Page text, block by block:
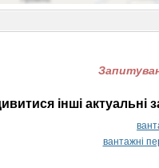
інші
вантажні